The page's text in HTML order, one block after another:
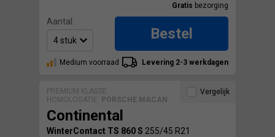
Gratis bezorging
Aantal:
Bestel
Medium voorraad Levering 2-3 werkdagen
PREMIUM KLASSE
HOMOLOGATIE:
PORSCHE MACAN
Continental
WinterContact TS 860 S 255/45 R21
Vergelijk